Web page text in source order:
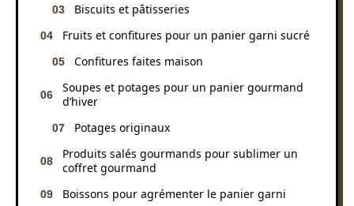
Biscuits et pâtisseries
Fruits et confitures pour un panier garni sucré
Confitures faites maison
Soupes et potages pour un panier gourmand
d’hiver
Potages originaux
Produits salés gourmands pour sublimer un
coffret gourmand
Boissons pour agrémenter le panier garni